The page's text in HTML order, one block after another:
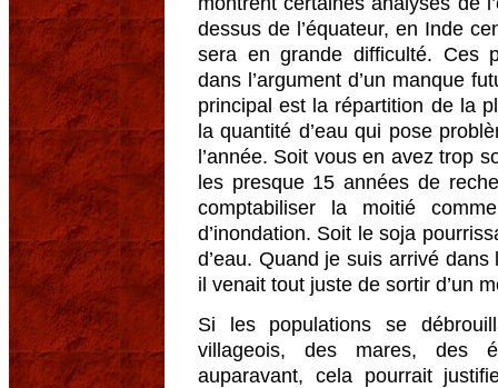
dessus de l’équateur, en Inde
sera en grande difficulté. Ces
dans l’argument d’un manque
principal est la répartition de la
la quantité d’eau qui pose
l’année. Soit vous en avez trop
les presque 15 années de
comptabiliser la moitié
d’inondation. Soit le soja
d’eau. Quand je suis arrivé
il venait tout juste de sortir d’un
Si les populations se
villageois, des mares, des
auparavant, cela pourrait